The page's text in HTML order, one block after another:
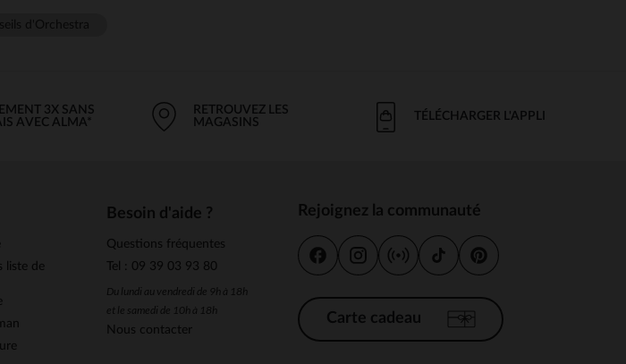
3X SANS
AVEC ALMA*
RETROUVEZ LES
MAGASINS
TÉLÉCHARGER L'APPLI
liste de
Besoin d'aide ?
Questions fréquentes
Tel : 09 39 03 93 80
Du lundi au vendredi de 9h à 18h
et le samedi de 10h à 18h
Nous contacter
Rejoignez la communauté
Carte cadeau